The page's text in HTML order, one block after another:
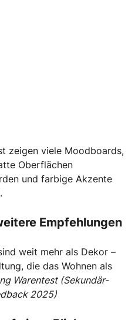
zeigen viele Moodboards,
Oberflächen
und farbige Akzente
Empfehlungen
weit mehr als Dekor –
die das Wohnen als
Warentest (Sekundär-
2025)